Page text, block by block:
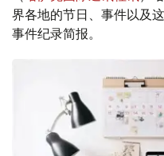
界各地的节日、事件以及
事件纪录简报。